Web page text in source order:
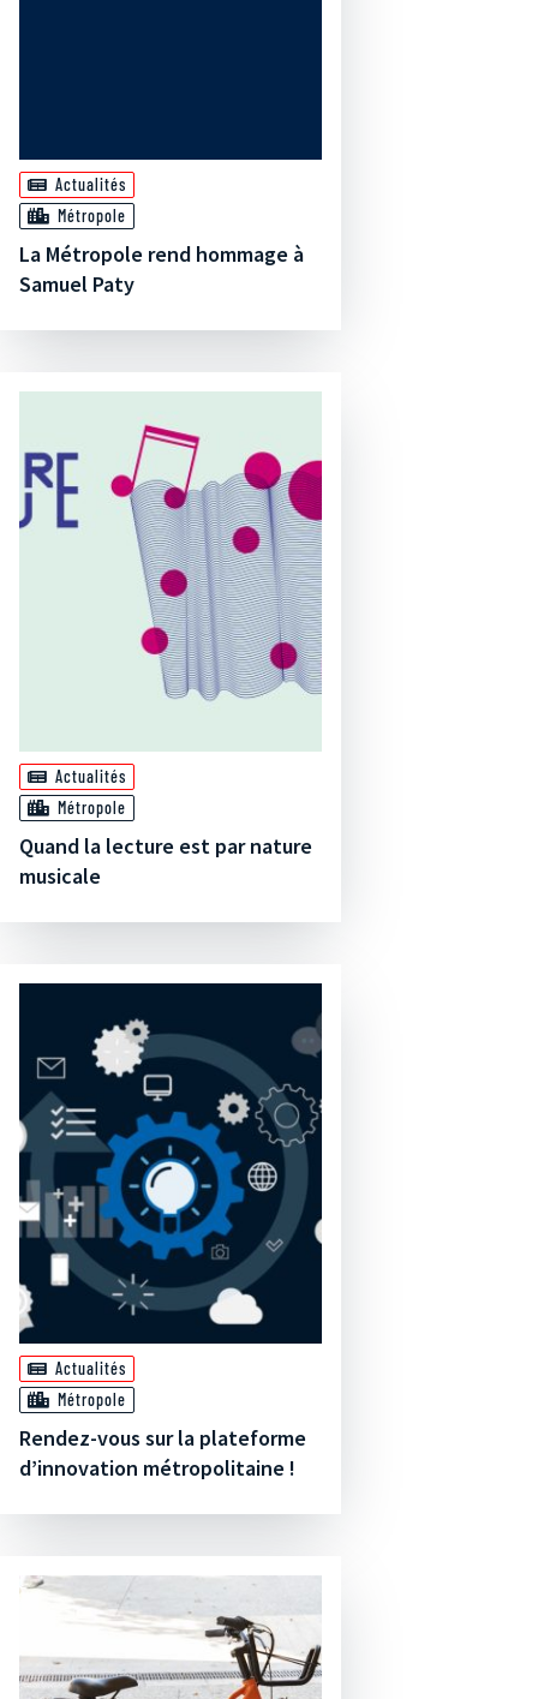
Actualités
Métropole
La Métropole rend hommage à
Samuel Paty
Actualités
Métropole
Quand la lecture est par nature
musicale
Actualités
Métropole
Rendez-vous sur la plateforme
d’innovation métropolitaine !